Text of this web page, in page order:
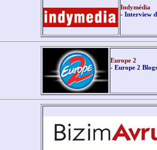
Indymédia
- Interview
Europe 2
- Europe 2 Blogs